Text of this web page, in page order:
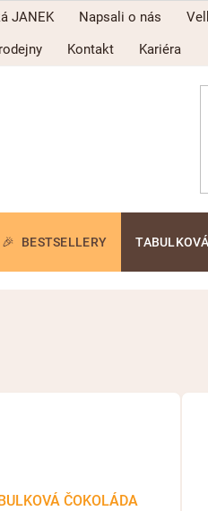
JANEK Napsali o nás
Kontakt Kariéra
BESTSELLERY
ČOKOLÁDA